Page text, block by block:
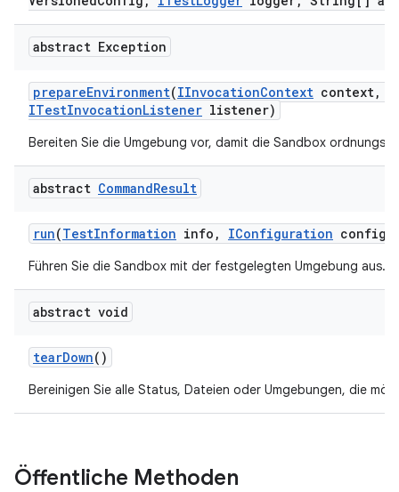
abstract Exception
prepareEnvironment(IInvocationContext context,
ITestInvocationListener listener)
Bereiten Sie die Umgebung vor, damit die Sandbox
abstract CommandResult
run(TestInformation info , IConfiguration
Führen Sie die Sandbox mit der festgelegten Umgebung aus.
abstract void
tearDown()
Bereinigen Sie alle Status, Dateien oder Umgebungen, die
Öffentliche Methoden